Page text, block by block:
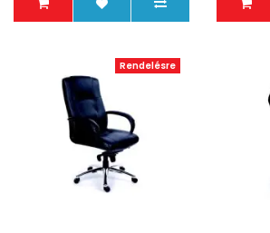
Rendelésre